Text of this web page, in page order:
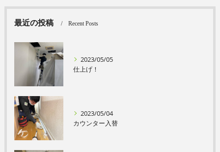
最近の投稿 Recent Posts
2023/05/05
仕上げ！
2023/05/04
カウンター入替